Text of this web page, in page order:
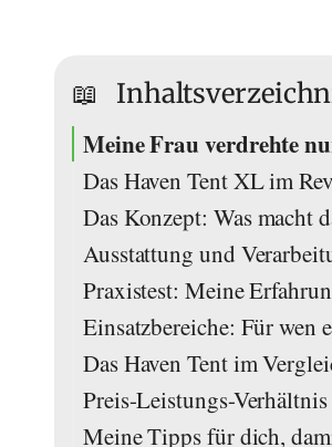
📖
Meine Frau verdrehte
Das Haven Tent XL im
Das Konzept: Was macht
Ausstattung und
Praxistest: Meine
Einsatzbereiche: Für wen
Das Haven Tent im
Preis-Leistungs-Verhältnis
Meine Tipps für dich,